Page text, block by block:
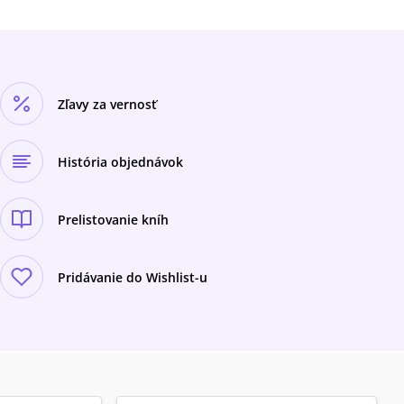
Zľavy za vernosť
História objednávok
Prelistovanie kníh
Pridávanie do Wishlist-u